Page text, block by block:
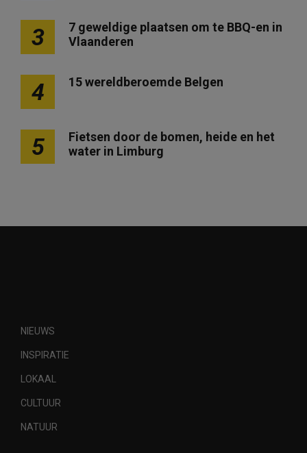
3
7 geweldige plaatsen om te BBQ-en in
Vlaanderen
4 15 wereldberoemde Belgen
5
Fietsen door de bomen, heide en het
water in Limburg
NIEUWS
INSPIRATIE
LOKAAL
CULTUUR
NATUUR